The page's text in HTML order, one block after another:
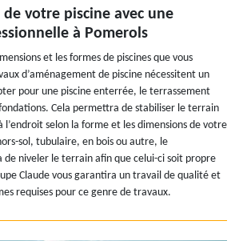
votre piscine avec une
à Pomerols
et les formes de piscines que vous
d’aménagement de piscine nécessitent un
pour une piscine enterrée, le terrassement
Cela permettra de stabiliser le terrain
l’endroit selon la forme et les dimensions de votre
sol, tubulaire, en bois ou autre, le
niveler le terrain afin que celui-ci soit propre
Claude vous garantira un travail de qualité et
requises pour ce genre de travaux.